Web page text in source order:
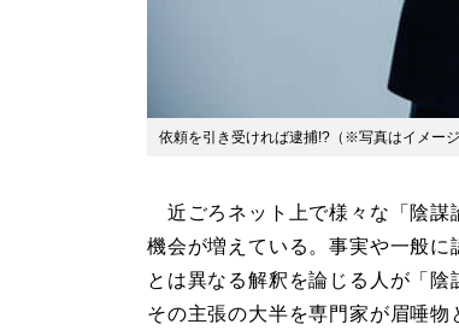
依頼を引き受ければ逮捕!?（※写真はイメー
近ごろネット上で様々な「陰謀
機会が増えている。事実や一般に
とは異なる解釈を論じる人が「陰
その主張の大半を専門家が眉唾物